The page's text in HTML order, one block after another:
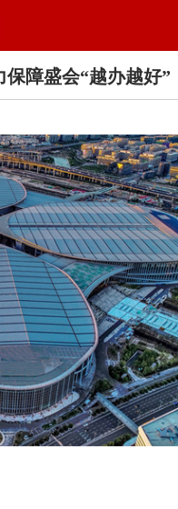
障盛会“越办越好”